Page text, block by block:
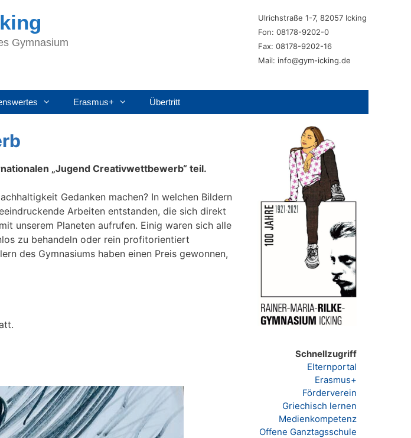
Ulrichstraße 1-7, 82057 Icking
Fon: 08178-9202-0
Fax: 08178-9202-16
Mail: info@gym-icking.de
Gymnasium
Erasmus+ Übertritt
„Jugend Creativwettbewerb“ teil.
Gedanken machen? In welchen Bildern
Arbeiten entstanden, die sich direkt
unserem Planeten aufrufen. Einig waren sich alle
zu behandeln oder rein profitorientiert
des Gymnasiums haben einen Preis gewonnen,
Schnellzugriff
Elternportal
Erasmus+
Förderverein
Griechisch lernen
Medienkompetenz
Offene Ganztagsschule